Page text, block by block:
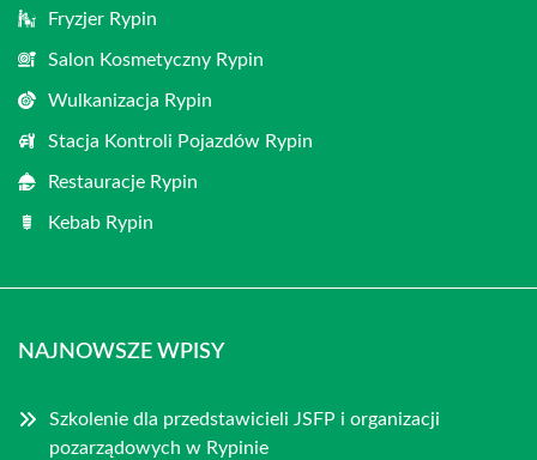
Fryzjer Rypin
Salon Kosmetyczny Rypin
Wulkanizacja Rypin
Stacja Kontroli Pojazdów Rypin
Restauracje Rypin
Kebab Rypin
NAJNOWSZE WPISY
Szkolenie dla przedstawicieli JSFP i organizacji
pozarządowych w Rypinie